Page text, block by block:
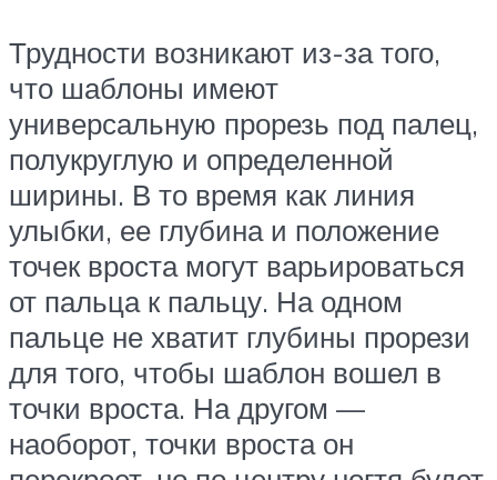
Трудности возникают из-за того,
что шаблоны имеют
универсальную прорезь под палец,
полукруглую и определенной
ширины. В то время как линия
улыбки, ее глубина и положение
точек вроста могут варьироваться
от пальца к пальцу. На одном
пальце не хватит глубины прорези
для того, чтобы шаблон вошел в
точки вроста. На другом —
наоборот, точки вроста он